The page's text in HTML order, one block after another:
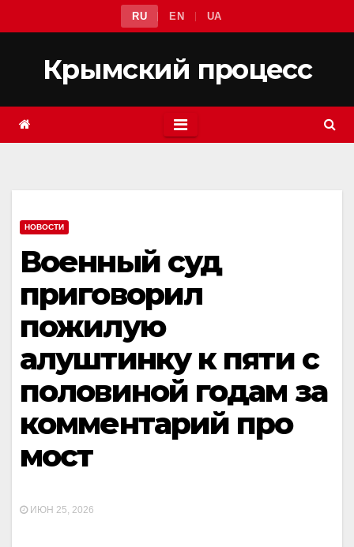
к
содержимому
RU EN UA
Крымский процесс
НОВОСТИ
Военный суд
приговорил
пожилую
алуштинку к пяти с
половиной годам за
комментарий про
мост
ИЮН 25, 2026